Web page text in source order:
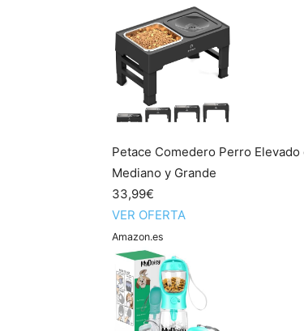
Petace Comedero Perro
Mediano y Grande
33,99€
VER OFERTA
Amazon.es